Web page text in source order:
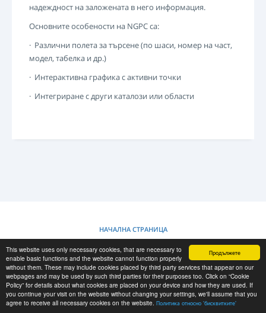
Продължете
This website uses only necessary cookies, that are necessary to
enable basic functions and the website cannot function properly
without them. These may include cookies placed by third party services that appear on our
webpages and may be used by such third parties for their purposes too. Click on “Cookie
Policy” for details about what cookies are placed on your device and how they are used. If
you continue your visit on the website without changing your settings, we'll assume that you
agree to receive all necessary cookies on the website. Политика относно 'бисквитките'
Инструменти за диагностика
Препрограмиране на ECU
LOGIN
РЕГИСТРАЦИЯ
надеждност на заложената в него информация.
Основните особености на NGPC са:
· Различни полета за търсене (по шаси, номер на част,
модел, табелка и др.)
· Интерактивна графика с активни точки
· Интегриране с други каталози или области
НАЧАЛНА СТРАНИЦА
ПОЛИТИКА ОТНОСНО "БИСКВИТКИТЕ"
RESCUE MATERIAL